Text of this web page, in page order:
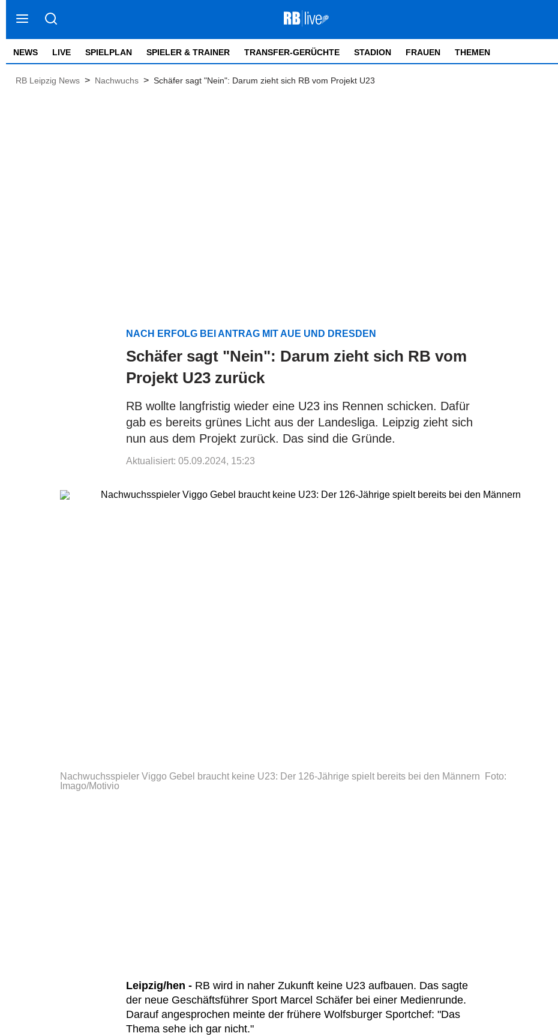
NEWS LIVE SPIELPLAN SPIELER & TRAINER TRANSFER-GERÜCHTE STADION FRAUEN THEMEN
RB Leipzig News > Nachwuchs > Schäfer sagt "Nein": Darum zieht sich RB vom Projekt U23
NACH ERFOLG BEI ANTRAG MIT AUE UND DRESDEN
Schäfer sagt "Nein": Darum zieht sich RB vom
Projekt U23 zurück
RB wollte langfristig wieder eine U23 ins Rennen schicken. Dafür
gab es bereits grünes Licht aus der Landesliga. Leipzig zieht sich
nun aus dem Projekt zurück. Das sind die Gründe.
Aktualisiert: 05.09.2024, 15:23
Nachwuchsspieler Viggo Gebel braucht keine U23: Der 126-Jährige spielt bereits bei den Männern
Foto:
Imago/Motivio
Leipzig/hen - RB wird in naher Zukunft keine U23 aufbauen. Das sagte
der neue Geschäftsführer Sport Marcel Schäfer bei einer Medienrunde.
Darauf angesprochen meinte der frühere Wolfsburger Sportchef: "Das
Thema sehe ich gar nicht."